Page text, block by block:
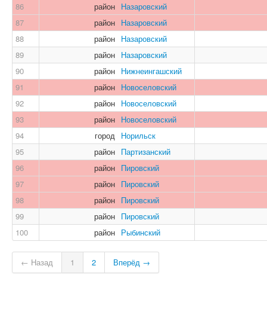
86
район Назаровский
87
район Назаровский
88
район Назаровский
89
район Назаровский
90
район Нижнеингашский
91
район Новоселовский
92
район Новоселовский
93
район Новоселовский
94
город Норильск
95
район Партизанский
96
район Пировский
97
район Пировский
98
район Пировский
99
район Пировский
100
район Рыбинский
← Назад 1 2 Вперёд →